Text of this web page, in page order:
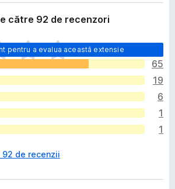
către 92 de recenzori
pentru a evalua această extensie
65
19
6
1
1
de recenzii